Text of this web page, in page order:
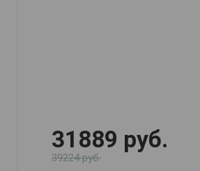
31889 руб.
39224 руб.